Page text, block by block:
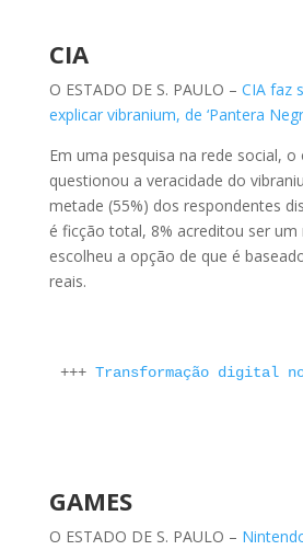
CIA
O ESTADO DE S. PAULO – CIA faz
explicar vibranium, de ‘Pantera
Em uma pesquisa na rede social,
questionou a veracidade do
metade (55%) dos respondentes
é ficção total, 8% acreditou ser um
escolheu a opção de que é
reais.
+++ Transformação digital
GAMES
O ESTADO DE S. PAULO –